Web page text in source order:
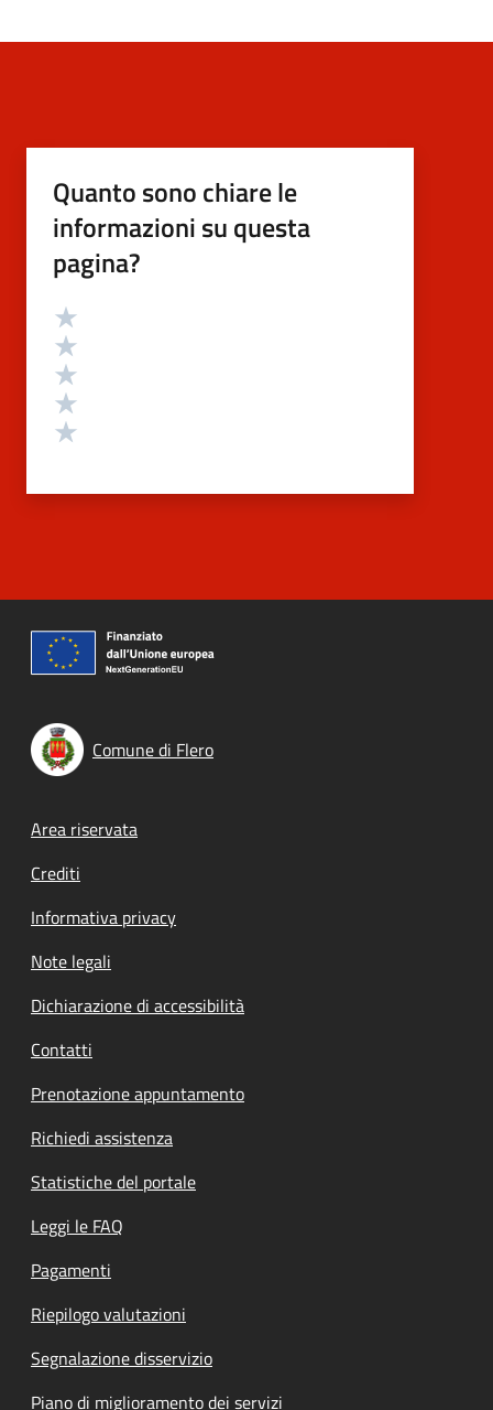
Quanto sono chiare le
informazioni su questa
pagina?
Valutazione
Comune di Flero
Footer menu
Area riservata
Crediti
Informativa privacy
Note legali
Dichiarazione di accessibilità
Contatti
Prenotazione appuntamento
Richiedi assistenza
Statistiche del portale
Leggi le FAQ
Pagamenti
Riepilogo valutazioni
Segnalazione disservizio
Piano di miglioramento dei servizi